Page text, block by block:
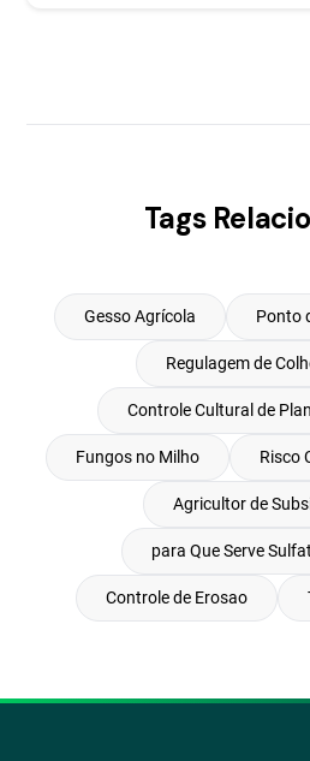
Tags
Gesso Agrícola Ponto
Regulagem de
Controle Cultural de
Fungos no Milho Risco
Agricultor de
para Que Serve
Controle de Erosao